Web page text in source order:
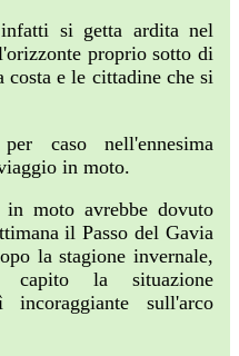
infatti si getta ardita nel
proprio sotto di
e le cittadine che si
caso nell'ennesima
in moto.
moto avrebbe dovuto
il Passo del Gavia
la stagione invernale,
la situazione
sull'arco